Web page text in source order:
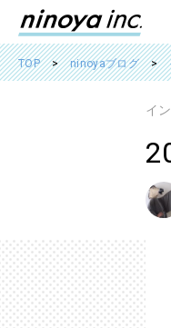
TOP ninoyaブログ
イ